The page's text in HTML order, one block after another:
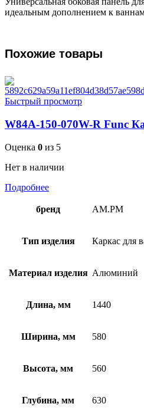
идеальным дополнением к
Похожие товары
Быстрый просмотр
W84A-150-070W-R Func
Оценка 0 из 5
Нет в наличии
Подробнее
бренд AM.PM
Тип изделия Каркас для
Материал изделия Алюминий
Длина, мм 1440
Ширина, мм 580
Высота, мм 560
Глубина, мм 630